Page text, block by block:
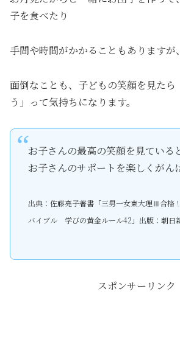
子を食べたり
手間や時間がかかることもありますが、
面倒なことも、子どもの笑顔を見たら
う」って気持ちになります。
お子さんの最高の笑顔を見ている
お子さんのサポートを楽しくがん
出典：佐藤亮子著書「三男一女東大理Ⅲ合格
バイブル 学びの黄金ルール42」出版：朝日
スポンサーリンク